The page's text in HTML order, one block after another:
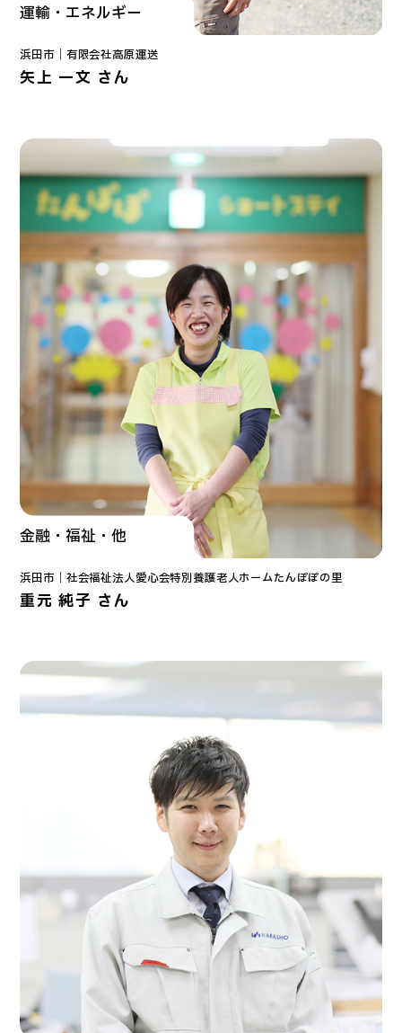
運輸・エネルギー
浜田市｜ 有限会社高原運送
矢上 一文 さん
金融・福祉・他
浜田市｜ 社会福祉法人愛心会特別養護老人ホームたんぽぽの里
重元 純子 さん